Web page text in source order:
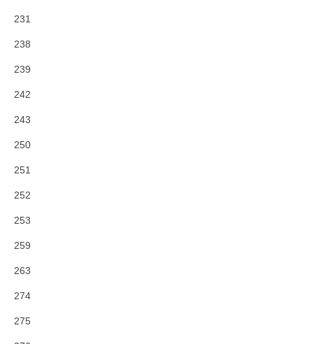
231
238
239
242
243
250
251
252
253
259
263
274
275